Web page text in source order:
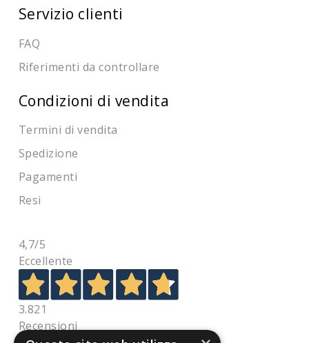
Servizio clienti
FAQ
Riferimenti da controllare
Condizioni di vendita
Termini di vendita
Spedizione
Pagamenti
Resi
4,7/5
Eccellente
3.821
Recensioni